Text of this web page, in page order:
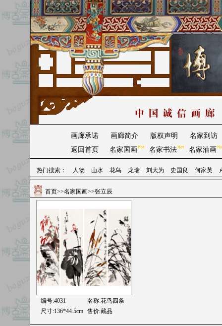
画廊承诺 画廊简介 版权声明
名家到访
返回首页
名家国画 名家书法 名家油画
热门搜索： 人物 山水 花鸟 龙瑞 刘大为 史国良 何家英
首页>>名家国画>>张立辰
编号:4031 名称:花鸟四条
尺寸:136*44.5cm 售价:藏品